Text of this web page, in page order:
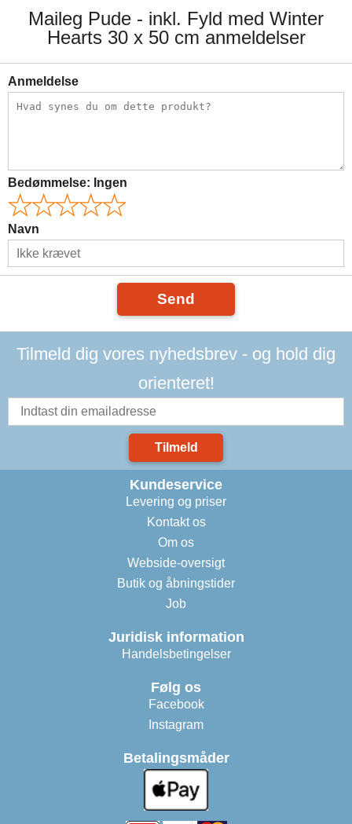
Maileg Pude - inkl. Fyld med Winter
Hearts 30 x 50 cm anmeldelser
Anmeldelse
Bedømmelse: Ingen
Navn
Send
Tilmeld dig vores nyhedsbrev - og hold dig
orienteret!
Tilmeld
Kundeservice
Levering og priser
Kontakt os
Om os
Webside-oversigt
Butik og åbningstider
Job
Juridisk information
Handelsbetingelser
Følg os
Facebook
Instagram
Betalingsmåder